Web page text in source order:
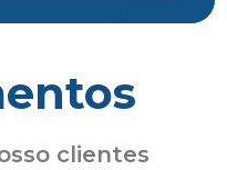
clientes